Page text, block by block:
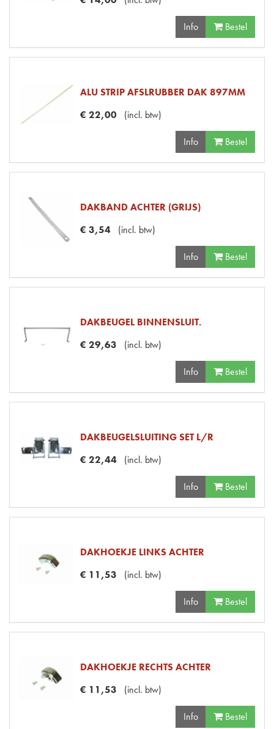
Info Bestel
ALU STRIP AFSLRUBBER DAK 897MM
€ 22,00 (incl. btw)
Info Bestel
DAKBAND ACHTER (GRIJS)
€ 3,54 (incl. btw)
Info Bestel
DAKBEUGEL BINNENSLUIT.
€ 29,63 (incl. btw)
Info Bestel
DAKBEUGELSLUITING SET L/R
€ 22,44 (incl. btw)
Info Bestel
DAKHOEKJE LINKS ACHTER
€ 11,53 (incl. btw)
Info Bestel
DAKHOEKJE RECHTS ACHTER
€ 11,53 (incl. btw)
Info Bestel